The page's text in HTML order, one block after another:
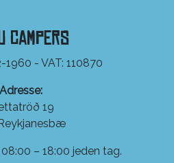
Campers
1960 - VAT: 110870
Adresse:
19
– 18:00 jeden tag.